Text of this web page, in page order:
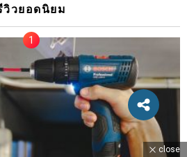
ายพาน (Band Saw)
close